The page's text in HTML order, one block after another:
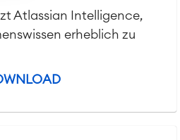
Atlassian Intelligence,
erheblich zu